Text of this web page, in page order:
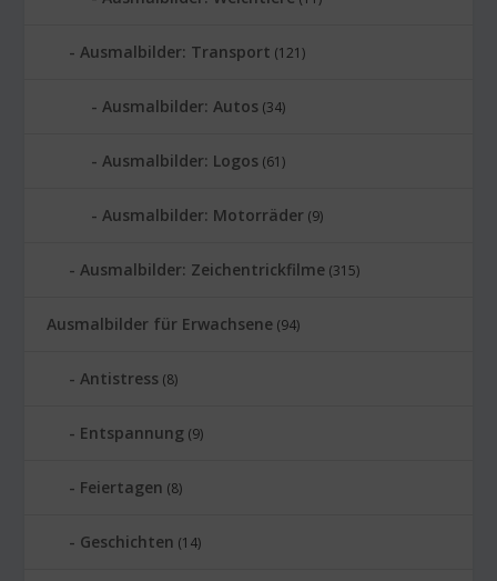
Ausmalbilder: Transport (121)
Ausmalbilder: Autos (34)
Ausmalbilder: Logos (61)
Ausmalbilder: Motorräder (9)
Ausmalbilder: Zeichentrickfilme (315)
Ausmalbilder für Erwachsene (94)
Antistress (8)
Entspannung (9)
Feiertagen (8)
Geschichten (14)